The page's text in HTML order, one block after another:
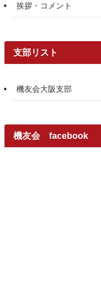
挨拶・コメント
支部リスト
機友会大阪支部
機友会 facebook